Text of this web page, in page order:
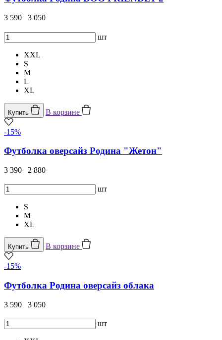
3 590 3 050
шт
XXL
S
M
L
XL
Купить В корзине
-15%
Футболка оверсайз Родина "Жетон"
3 390 2 880
шт
S
M
XL
Купить В корзине
-15%
Футболка Родина оверсайз облака
3 590 3 050
шт